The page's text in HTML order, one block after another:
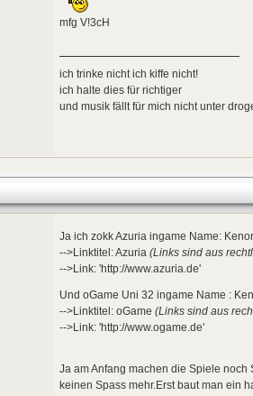
mfg V!3cH
ich trinke nicht ich kiffe nicht!
ich halte dies für richtiger
und musik fällt für mich nicht unter
Ja ich zokk Azuria ingame Name: Kenor
-->Linktitel: Azuria (Links sind aus
-->Link: 'http://www.azuria.de'
Und oGame Uni 32 ingame Name :
-->Linktitel: oGame (Links sind aus
-->Link: 'http://www.ogame.de'
Ja am Anfang machen die Spiele
keinen Spass mehr.Erst baut man ein